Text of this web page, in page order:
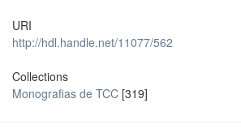
URI
http://hdl.handle.net/11077/562
Collections
Monografias de TCC [319]